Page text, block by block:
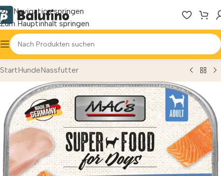
Zur Navigation springen
Zum Hauptinhalt springen
StartHundeNassfutter